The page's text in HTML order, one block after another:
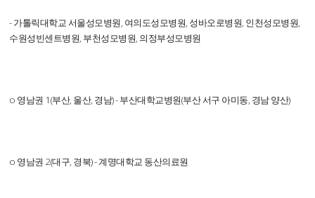
- 가톨릭대학교 서울성모병원, 여의도성모병원, 성바오로병원, 인천성모병원,
수원성빈센트병원, 부천성모병원, 의정부성모병원
o 영남권 1(부산, 울산, 경남) - 부산대학교병원(부산 서구 아미동, 경남 양산)
o 영남권 2(대구, 경북) - 계명대학교 동산의료원